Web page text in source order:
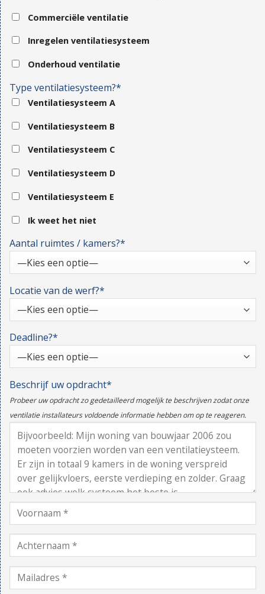
Commerciële ventilatie
Inregelen ventilatiesysteem
Onderhoud ventilatie
Type ventilatiesysteem?*
Ventilatiesysteem A
Ventilatiesysteem B
Ventilatiesysteem C
Ventilatiesysteem D
Ventilatiesysteem E
Ik weet het niet
Aantal ruimtes / kamers?*
Locatie van de werf?*
Deadline?*
Beschrijf uw opdracht*
Probeer uw opdracht zo gedetailleerd mogelijk te beschrijven zodat onze
ventilatie installateurs voldoende informatie hebben om op te reageren.